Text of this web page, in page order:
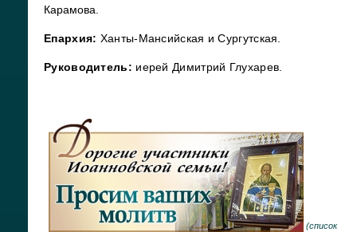
Карамова.
Епархия: Ханты-Мансийская и Сургутская.
Руководитель: иерей Димитрий Глухарев.
(список